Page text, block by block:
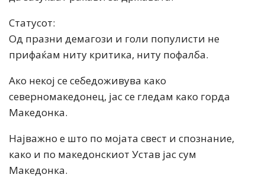
Статусот:
Од празни демагози и голи популисти не
прифаќам ниту критика, ниту пофалба.
Ако некој се себедоживува како
северномакедонец, јас се гледам како горда
Македонка.
Најважно е што по мојата свест и спознание,
како и по македонскиот Устав јас сум
Македонка.